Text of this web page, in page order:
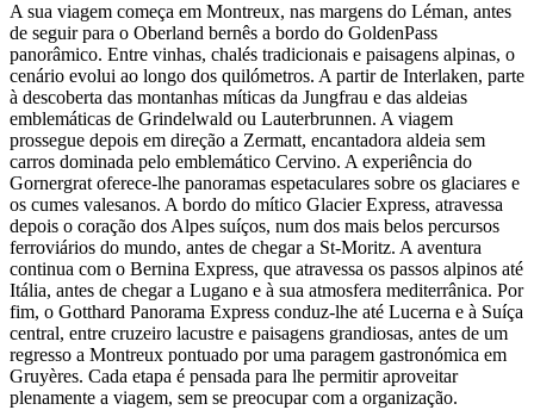
A sua viagem começa em Montreux, nas margens do Léman, antes
de seguir para o Oberland bernês a bordo do GoldenPass
panorâmico. Entre vinhas, chalés tradicionais e paisagens alpinas, o
cenário evolui ao longo dos quilómetros. A partir de Interlaken, parte
à descoberta das montanhas míticas da Jungfrau e das aldeias
emblemáticas de Grindelwald ou Lauterbrunnen. A viagem
prossegue depois em direção a Zermatt, encantadora aldeia sem
carros dominada pelo emblemático Cervino. A experiência do
Gornergrat oferece-lhe panoramas espetaculares sobre os glaciares e
os cumes valesanos. A bordo do mítico Glacier Express, atravessa
depois o coração dos Alpes suíços, num dos mais belos percursos
ferroviários do mundo, antes de chegar a St-Moritz. A aventura
continua com o Bernina Express, que atravessa os passos alpinos até
Itália, antes de chegar a Lugano e à sua atmosfera mediterrânica. Por
fim, o Gotthard Panorama Express conduz-lhe até Lucerna e à Suíça
central, entre cruzeiro lacustre e paisagens grandiosas, antes de um
regresso a Montreux pontuado por uma paragem gastronómica em
Gruyères. Cada etapa é pensada para lhe permitir aproveitar
plenamente a viagem, sem se preocupar com a organização.